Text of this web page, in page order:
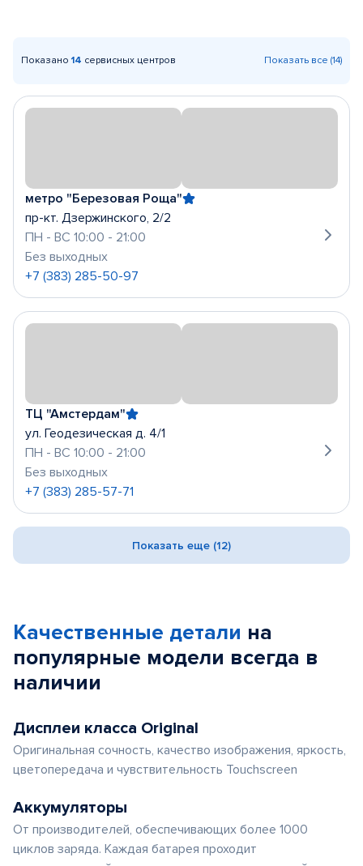
Показано 14 сервисных центров Показать все (14)
метро "Березовая Роща"
пр-кт. Дзержинского, 2/2
ПН - ВС 10:00 - 21:00
Без выходных
+7 (383) 285-50-97
ТЦ "Амстердам"
ул. Геодезическая д. 4/1
ПН - ВС 10:00 - 21:00
Без выходных
+7 (383) 285-57-71
Показать еще (12)
Качественные детали на
популярные модели всегда в
наличии
Дисплеи класса Original
Оригинальная сочность, качество изображения, яркость,
цветопередача и чувствительность Touchscreen
Аккумуляторы
От производителей, обеспечивающих более 1000
циклов заряда. Каждая батарея проходит